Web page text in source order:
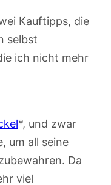
Kauftipps, die
selbst
ich nicht mehr
*, und zwar
um all seine
Da
viel